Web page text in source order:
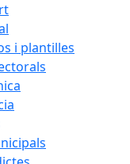
i plantilles